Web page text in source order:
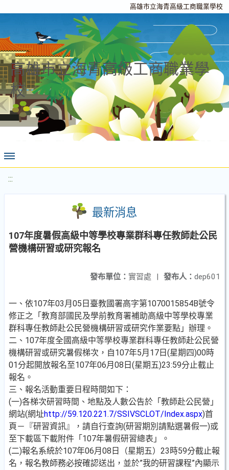
高雄市立海青高級工商職業學校
高雄市立海青高級工商職業學
校
:::
最新消息
107年度暑假高級中等學校專業群科專任教師赴公民
營機構研習或研究報名
發布人： dep601
發布單位： 實習處 |
一、依107年03月05日臺教國署高字第1070015854B號令
修正之「教育部國民及學前教育署補助高級中等學校專業
群科專任教師赴公民營機構研習或研究作業要點」辦理。
二、107年度全國高級中等學校專業群科專任教師赴公民營
機構研習或研究暑假梯次，自107年5月17日(星期四)00時
01分起開放報名至107年06月08日(星期五)23:59分止截止
報名。
三、報名活動重要日程時間如下：
(一)各梯次研習時間、地點及人數公告於「教師赴公民營」
網站(網址http://59.120.221.7/SSIVSCLOT/Index.aspx)首
頁－『研習資訊』，請自行查詢(研習期別請點選暑假一)或
至下載區下載附件「107年暑假研習總表」。
(二)報名系統於107年06月08日（星期五）23時59分截止報
名，報名教師務必按確認送出，並於”我的研習課程”內顯示